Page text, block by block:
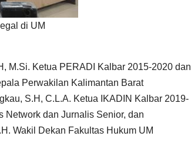
di UM
M.Si. Ketua PERADI Kalbar 2015-2020 dan
Perwakilan Kalimantan Barat
S.H, C.L.A. Ketua IKADIN Kalbar 2019-
Network dan Jurnalis Senior, dan
Wakil Dekan Fakultas Hukum UM